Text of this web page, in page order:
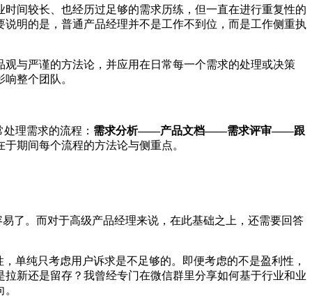
间较长、也经历过足够的需求历练，但一直在进行重复性的
明的是，普通产品经理并不是工作不到位，而是工作侧重执
与严谨的方法论，并应用在日常每一个需求的处理或决策
整个团队。
理需求的流程： 需求分析——产品文档——需求评审——跟
期间每个流程的方法论与侧重点。
了。而对于高级产品经理来说，在此基础之上，还需要回答
单纯只考虑用户诉求是不足够的。即便考虑的不是盈利性，
新还是留存？我曾经专门在微信群里分享如何基于行业和业